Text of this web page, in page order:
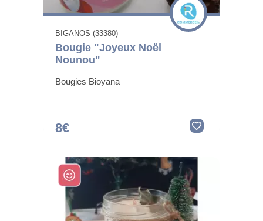
BIGANOS (33380)
Bougie "Joyeux Noël
Nounou"
Bougies Bioyana
8€